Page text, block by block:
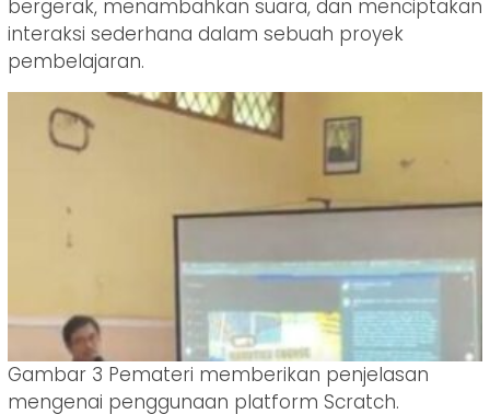
bergerak, menambahkan suara, dan menciptakan
interaksi sederhana dalam sebuah proyek
pembelajaran.
Gambar 3 Pemateri memberikan penjelasan
mengenai penggunaan platform Scratch.